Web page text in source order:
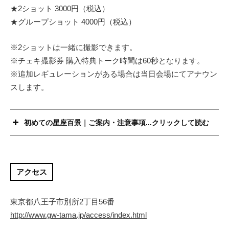
★2ショット 3000円（税込）
★グループショット 4000円（税込）
※2ショットは一緒に撮影できます。
※チェキ撮影券 購入特典トーク時間は60秒となります。
※追加レギュレーションがある場合は当日会場にてアナウン
スします。
初めての星座百景｜ご案内・注意事項...クリックして読む
アクセス
東京都八王子市別所2丁目56番
http://www.gw-tama.jp/access/index.html